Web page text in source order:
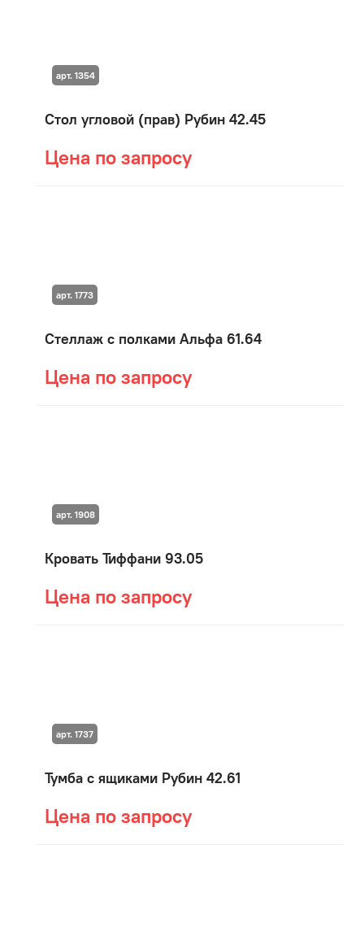
Стол угловой (прав) Рубин 42.45
Цена по запросу
арт. 1354
Стеллаж с полками Альфа 61.64
Цена по запросу
арт. 1773
Кровать Тиффани 93.05
Цена по запросу
арт. 1908
Тумба с ящиками Рубин 42.61
Цена по запросу
арт. 1737